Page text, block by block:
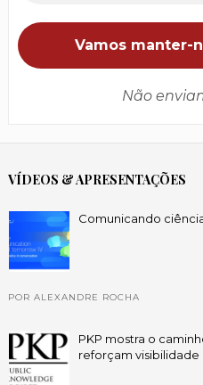
Não
VÍDEOS & APRESENTAÇÕES
Comunicando
POR ALEXANDRE ROCHA
PKP mostra o
reforçam